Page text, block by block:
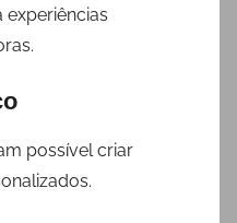
possível criar